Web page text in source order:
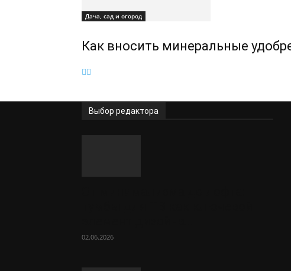
Дача, сад и огород
Как вносить минеральные
Выбор редактора
02.06.2026